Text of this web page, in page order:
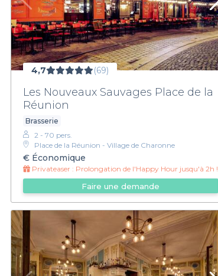
4,7 (69)
Les Nouveaux Sauvages Place de la
Réunion
Brasserie
2 - 70 pers.
Place de la Réunion - Village de Charonne
€ Économique
Privateaser : Prolongation de l'Happy Hour jusqu'à 2h !
Faire une demande